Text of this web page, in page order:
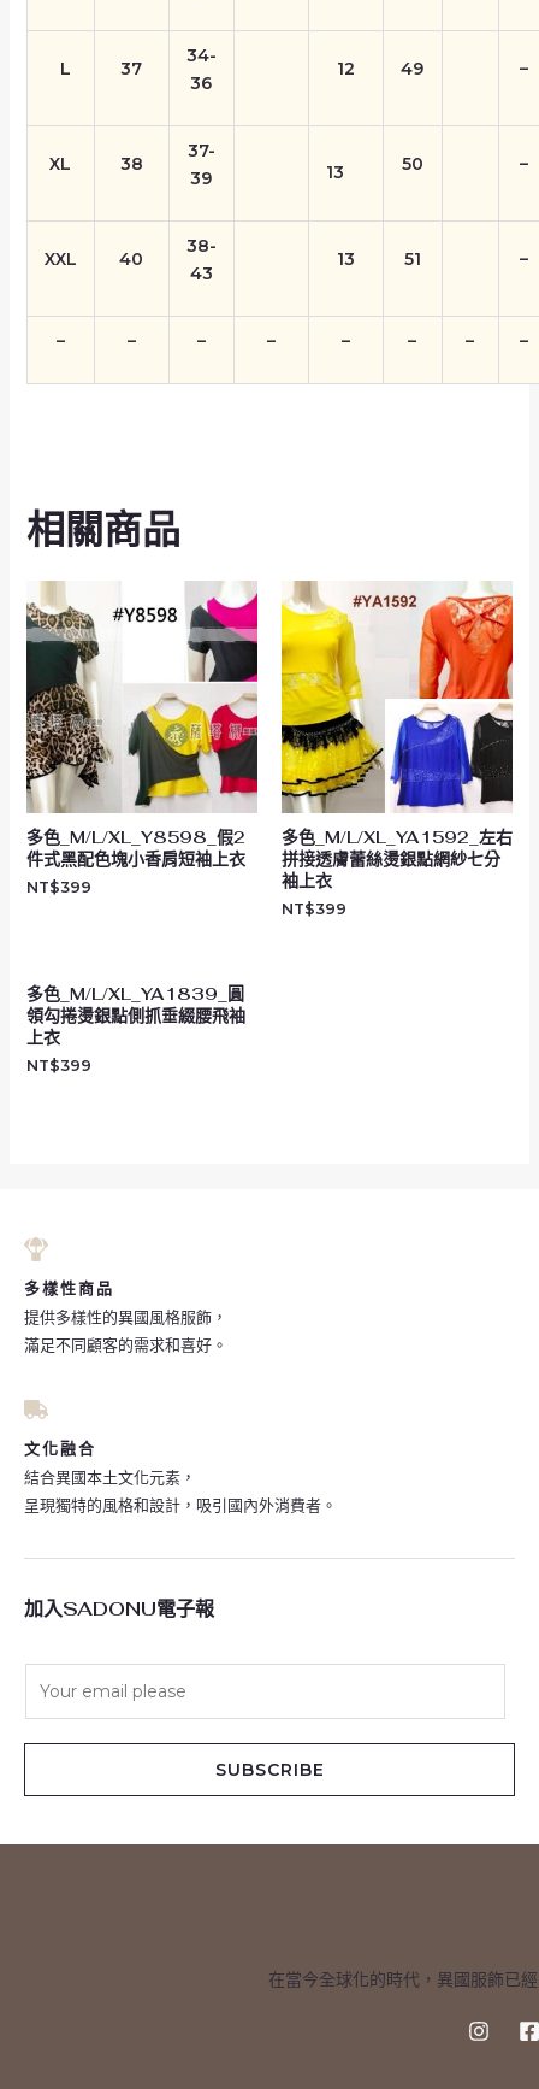
L 37
34-
36
12 49 –
XL 38
37-
39
13 50 –
XXL 40
38-
43
13 51 –
– – – – – – – –
相關商品
多色_M/L/XL_Y8598_假2
件式黑配色塊小香肩短袖上衣
NT$399
多色_M/L/XL_YA1592_左右
拼接透膚蕾絲燙銀點網紗七分
袖上衣
NT$399
多色_M/L/XL_YA1839_圓
領勾捲燙銀點側抓垂綴腰飛袖
上衣
NT$399
多樣性商品
提供多樣性的異國風格服飾，
滿足不同顧客的需求和喜好。
文化融合
結合異國本土文化元素，
呈現獨特的風格和設計，吸引國內外消費者。
加入SADONU電子報
SUBSCRIBE
在當今全球化的時代，異國服飾已